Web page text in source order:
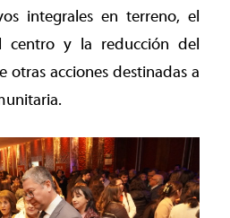
integrales en terreno, el
centro y la reducción del
otras acciones destinadas a